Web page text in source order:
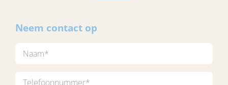
Neem contact op